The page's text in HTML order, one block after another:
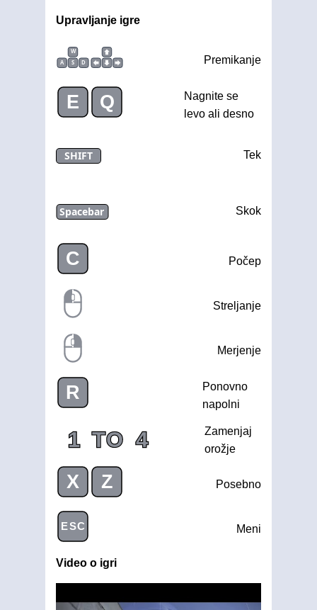
Upravljanje igre
W
A
S D Premikanje
E Q
Nagnite se
levo ali desno
SHIFT Tek
Spacebar Skok
C Počep
Streljanje
Merjenje
R
Ponovno
napolni
1 TO 4
Zamenjaj
orožje
X Z Posebno
ESC Meni
Video o igri